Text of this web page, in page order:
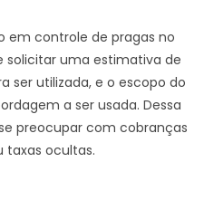
em controle de pragas no
solicitar uma estimativa de
ser utilizada, e o escopo do
a ser usada. Dessa
preocupar com cobranças
taxas ocultas.